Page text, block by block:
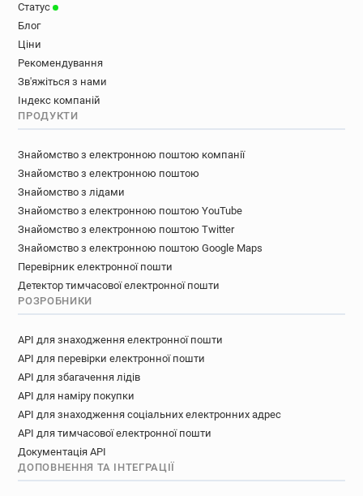
Статус
Блог
Ціни
Рекомендування
Зв'яжіться з нами
Індекс компаній
ПРОДУКТИ
Знайомство з електронною поштою компанії
Знайомство з електронною поштою
Знайомство з лідами
Знайомство з електронною поштою YouTube
Знайомство з електронною поштою Twitter
Знайомство з електронною поштою Google Maps
Перевірник електронної пошти
Детектор тимчасової електронної пошти
РОЗРОБНИКИ
API для знаходження електронної пошти
API для перевірки електронної пошти
API для збагачення лідів
API для наміру покупки
API для знаходження соціальних електронних адрес
API для тимчасової електронної пошти
Документація API
ДОПОВНЕННЯ ТА ІНТЕГРАЦІЇ